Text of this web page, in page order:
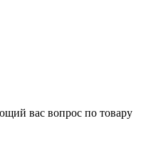
вас вопрос по товару